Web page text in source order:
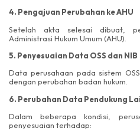
4. Pengajuan Perubahan ke AHU
Setelah akta selesai dibuat,
Administrasi Hukum Umum (AHU).
5. Penyesuaian Data OSS dan NIB
Data perusahaan pada sistem
dengan perubahan badan hukum.
6. Perubahan Data Pendukung
Dalam beberapa kondisi,
penyesuaian terhadap: